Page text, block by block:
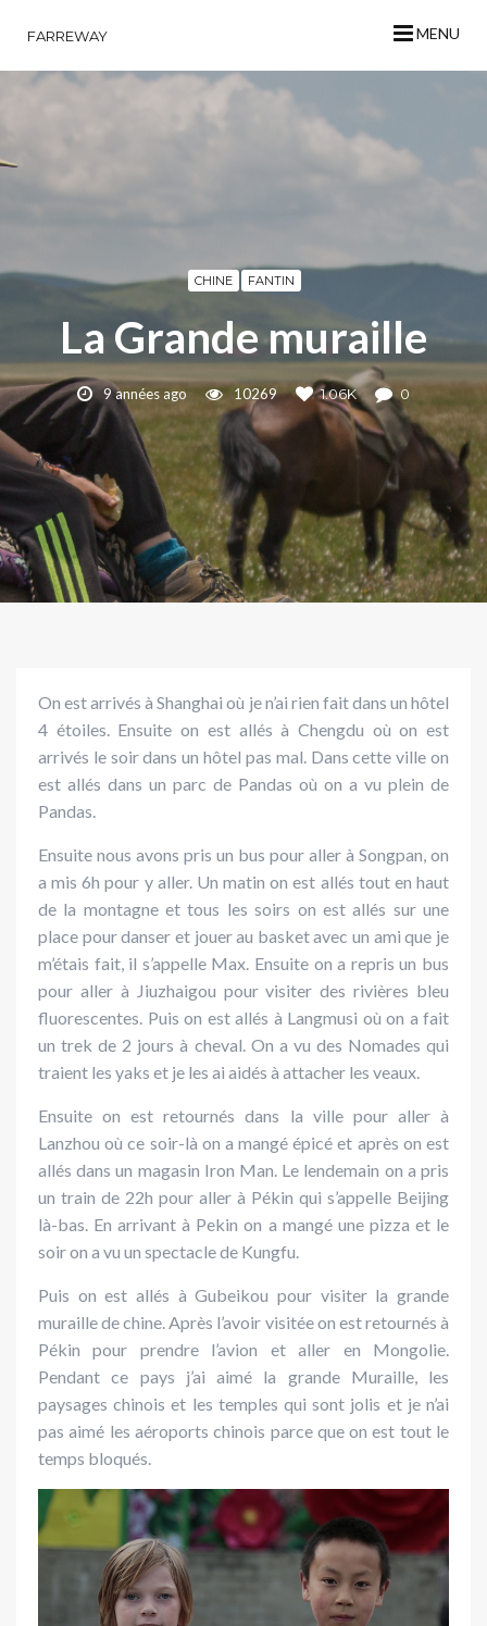
FARREWAY MENU
CHINE FANTIN
La Grande muraille
9 années ago 10269 1.06K 0
On est arrivés à Shanghai où je n’ai rien fait dans un hôtel
4 étoiles. Ensuite on est allés à Chengdu où on est
arrivés le soir dans un hôtel pas mal. Dans cette ville on
est allés dans un parc de Pandas où on a vu plein de
Pandas.
Ensuite nous avons pris un bus pour aller à Songpan, on
a mis 6h pour y aller. Un matin on est allés tout en haut
de la montagne et tous les soirs on est allés sur une
place pour danser et jouer au basket avec un ami que je
m’étais fait, il s’appelle Max. Ensuite on a repris un bus
pour aller à Jiuzhaigou pour visiter des rivières bleu
fluorescentes. Puis on est allés à Langmusi où on a fait
un trek de 2 jours à cheval. On a vu des Nomades qui
traient les yaks et je les ai aidés à attacher les veaux.
Ensuite on est retournés dans la ville pour aller à
Lanzhou où ce soir-là on a mangé épicé et après on est
allés dans un magasin Iron Man. Le lendemain on a pris
un train de 22h pour aller à Pékin qui s’appelle Beijing
là-bas. En arrivant à Pekin on a mangé une pizza et le
soir on a vu un spectacle de Kungfu.
Puis on est allés à Gubeikou pour visiter la grande
muraille de chine.Après l’avoir visitée on est retournés à
Pékin pour prendre l’avion et aller en Mongolie.
Pendant ce pays j’ai aimé la grande Muraille, les
paysages chinois et les temples qui sont jolis et je n’ai
pas aimé les aéroports chinois parce que on est tout le
temps bloqués.